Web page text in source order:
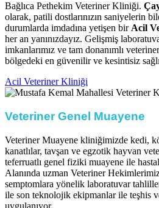
Bağlıca Pethekim Veteriner Kliniği.
olarak, patili dostlarınızın saniyelerin
durumlarda imdadına yetişen bir Acil
her an yanınızdayız. Gelişmiş
imkanlarımız ve tam donanımlı
bölgedeki en güvenilir ve kesintisiz
Acil Veteriner Kliniği
Veteriner Genel Muayene
Veteriner Muayene kliniğimizde kedi,
kanatlılar, tavşan ve egzotik hayvan
teferruatlı genel fiziki muayene ile
Alanında uzman Veteriner
semptomlara yönelik laboratuvar
ile son teknolojik ekipmanlar ile teşhis
uygulanıyor.